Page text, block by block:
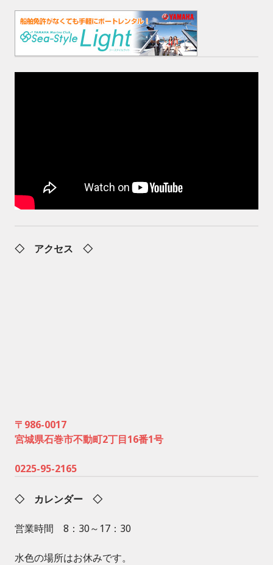
◇ アクセス ◇
〒986-0017
宮城県石巻市不動町2丁目16番1号
0225-95-2165
◇ カレンダー ◇
営業時間 8：30～17：30
水色の場所はお休みです。